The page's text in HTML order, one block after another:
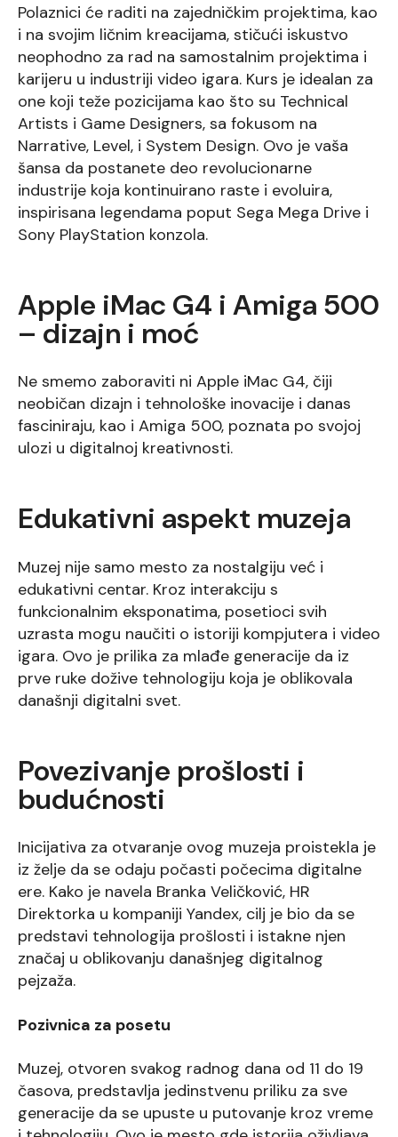
Polaznici će raditi na zajedničkim projektima, kao
i na svojim ličnim kreacijama, stičući iskustvo
neophodno za rad na samostalnim projektima i
karijeru u industriji video igara. Kurs je idealan za
one koji teže pozicijama kao što su Technical
Artists i Game Designers, sa fokusom na
Narrative, Level, i System Design. Ovo je vaša
šansa da postanete deo revolucionarne
industrije koja kontinuirano raste i evoluira,
inspirisana legendama poput Sega Mega Drive i
Sony PlayStation konzola.
Apple iMac G4 i Amiga 500
– dizajn i moć
Ne smemo zaboraviti ni Apple iMac G4, čiji
neobičan dizajn i tehnološke inovacije i danas
fasciniraju, kao i Amiga 500, poznata po svojoj
ulozi u digitalnoj kreativnosti.
Edukativni aspekt muzeja
Muzej nije samo mesto za nostalgiju već i
edukativni centar. Kroz interakciju s
funkcionalnim eksponatima, posetioci svih
uzrasta mogu naučiti o istoriji kompjutera i video
igara. Ovo je prilika za mlađe generacije da iz
prve ruke dožive tehnologiju koja je oblikovala
današnji digitalni svet.
Povezivanje prošlosti i
budućnosti
Inicijativa za otvaranje ovog muzeja proistekla je
iz želje da se odaju počasti počecima digitalne
ere. Kako je navela Branka Veličković, HR
Direktorka u kompaniji Yandex, cilj je bio da se
predstavi tehnologija prošlosti i istakne njen
značaj u oblikovanju današnjeg digitalnog
pejzaža.
Pozivnica za posetu
Muzej, otvoren svakog radnog dana od 11 do 19
časova, predstavlja jedinstvenu priliku za sve
generacije da se upuste u putovanje kroz vreme